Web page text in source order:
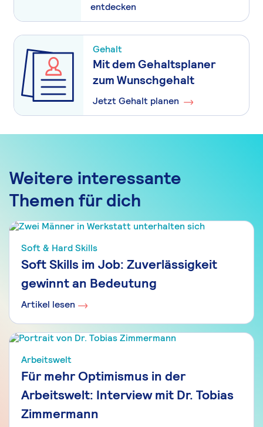
entdecken
Gehalt
Mit dem Gehaltsplaner
zum Wunschgehalt
Jetzt Gehalt planen
Weitere interessante
Themen für dich
Soft & Hard Skills
Soft Skills im Job: Zuverlässigkeit
gewinnt an Bedeutung
Artikel lesen
Arbeitswelt
Für mehr Optimismus in der
Arbeitswelt: Interview mit Dr. Tobias
Zimmermann